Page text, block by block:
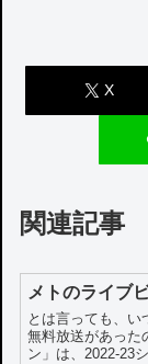
X
関連記事
メトのライブ
とは言っても、
無料放送があった
ン」は、2022-23